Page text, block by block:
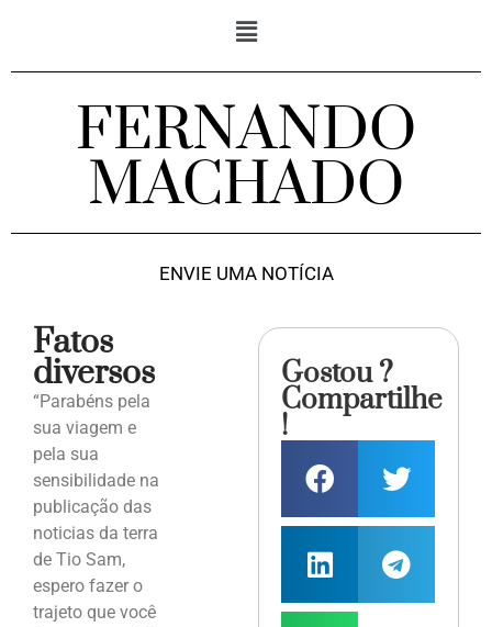
FERNANDO
MACHADO
ENVIE UMA NOTÍCIA
Fatos
diversos
“Parabéns pela
sua viagem e
pela sua
sensibilidade na
publicação das
noticias da terra
de Tio Sam,
espero fazer o
trajeto que você
Gostou ?
Compartilhe
!